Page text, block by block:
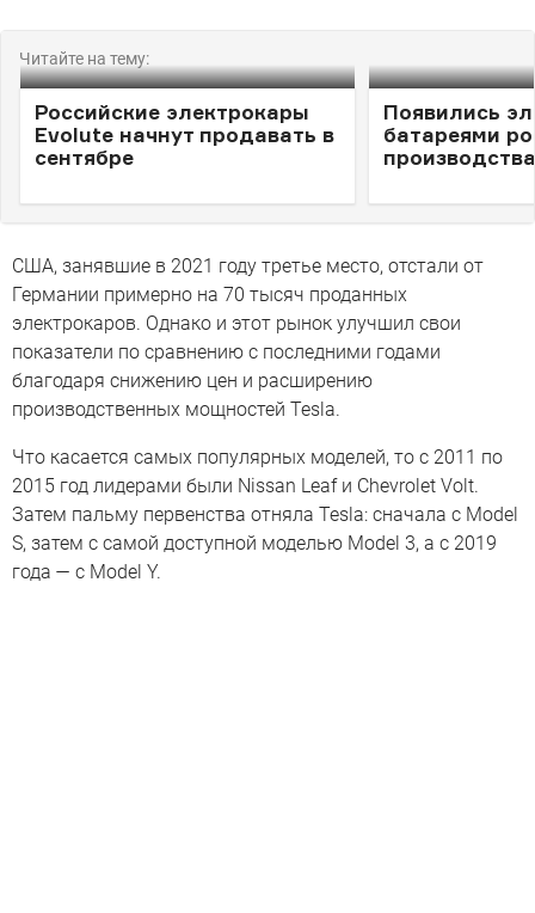
Читайте на тему:
Российские электрокары
Evolute начнут продавать в
сентябре
Появились
батареями
производства
США, занявшие в 2021 году третье место, отстали от
Германии примерно на 70 тысяч проданных
электрокаров. Однако и этот рынок улучшил свои
показатели по сравнению с последними годами
благодаря снижению цен и расширению
производственных мощностей Tesla.
Что касается самых популярных моделей, то с 2011 по
2015 год лидерами были Nissan Leaf и Chevrolet Volt.
Затем пальму первенства отняла Tesla: сначала с Model
S, затем с самой доступной моделью Model 3, а с 2019
года — с Model Y.